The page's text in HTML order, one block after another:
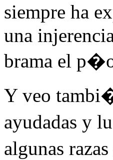
siempre ha
una
brama el
Y veo
ayudadas y
algunas